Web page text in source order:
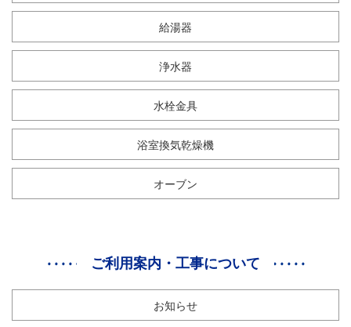
給湯器
浄水器
水栓金具
浴室換気乾燥機
オーブン
ご利用案内・工事について
お知らせ